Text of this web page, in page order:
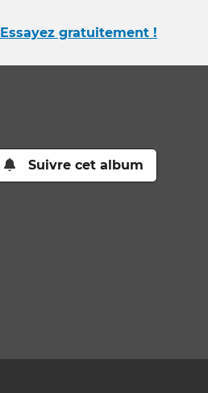
Essayez gratuitement !
Suivre cet album